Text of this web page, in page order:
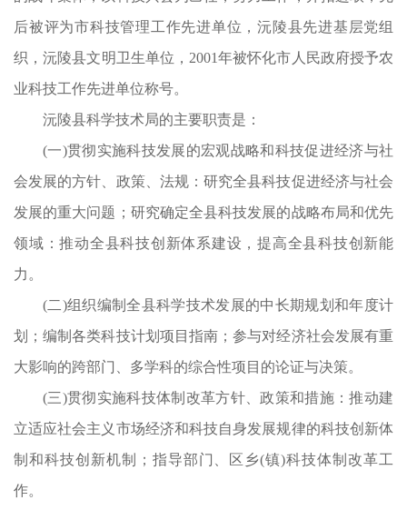
后被评为市科技管理工作先进单位，沅陵县先进基层党组
织，沅陵县文明卫生单位，2001年被怀化市人民政府授予农
业科技工作先进单位称号。
沅陵县科学技术局的主要职责是：
(一)贯彻实施科技发展的宏观战略和科技促进经济与社
会发展的方针、政策、法规：研究全县科技促进经济与社会
发展的重大问题；研究确定全县科技发展的战略布局和优先
领域：推动全县科技创新体系建设，提高全县科技创新能
力。
(二)组织编制全县科学技术发展的中长期规划和年度计
划；编制各类科技计划项目指南；参与对经济社会发展有重
大影响的跨部门、多学科的综合性项目的论证与决策。
(三)贯彻实施科技体制改革方针、政策和措施：推动建
立适应社会主义市场经济和科技自身发展规律的科技创新体
制和科技创新机制；指导部门、区乡(镇)科技体制改革工
作。